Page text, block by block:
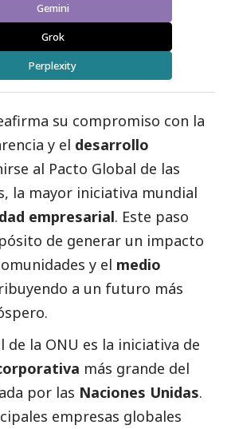
Gemini
Grok
Perplexity
su compromiso con la
y el desarrollo
al Pacto Global de las
, la mayor iniciativa mundial
empresarial. Este paso
de generar un impacto
y el medio
a un futuro más
de la ONU es la iniciativa de
más grande del
por las Naciones Unidas.
empresas globales